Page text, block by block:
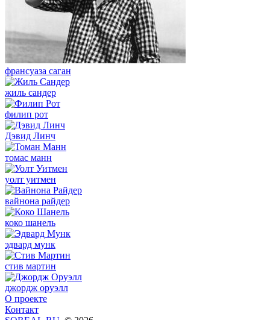
франсуаза саган
жиль сандер
филип рот
Дэвид Линч
томас манн
уолт уитмен
вайнона райдер
коко шанель
эдвард мунк
стив мартин
джордж оруэлл
О проекте
Контакт